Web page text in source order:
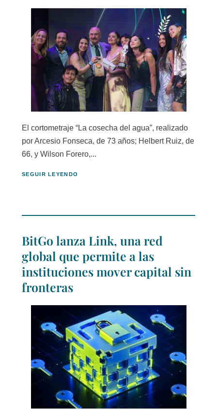
El cortometraje “La cosecha del agua”, realizado
por Arcesio Fonseca, de 73 años; Helbert Ruiz, de
66, y Wilson Forero,...
SEGUIR LEYENDO
BitGo lanza Link, una red
global que permite a las
instituciones mover capital sin
fronteras